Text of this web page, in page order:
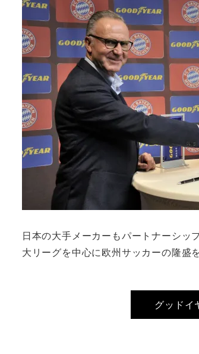
日本の大手メーカーもパートナーシッ
大リーグを中心に欧州サッカーの隆盛
グッドイ